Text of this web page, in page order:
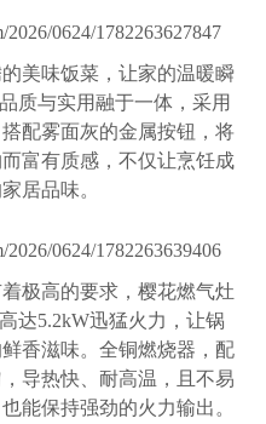
味饭菜，让家的温暖瞬
质与实用融于一体，采用
配雾面灰的金属按钮，将
富有质感，不仅让烹饪成
居品味。
高的要求，樱花燃气灶
达5.2kW迅猛火力，让锅
香滋味。全铜燃烧器，配
导热快、耐高温，且不易
能保持强劲的火力输出。